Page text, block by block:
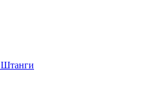
Штанги